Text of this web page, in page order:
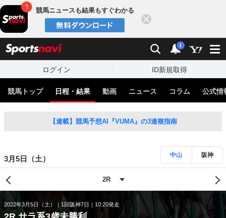
競馬ニュースも結果もすぐわかる
検索 通知
i
ログイン ID新規取得
競馬トップ 日程・結果 動画 ニュース コラム 公式情
【連載】競馬予想AI『VUMA』の3連複指南
3月5日（土） 中山 阪神
2022年3月5日（土） 1回阪神7日 10:20発走